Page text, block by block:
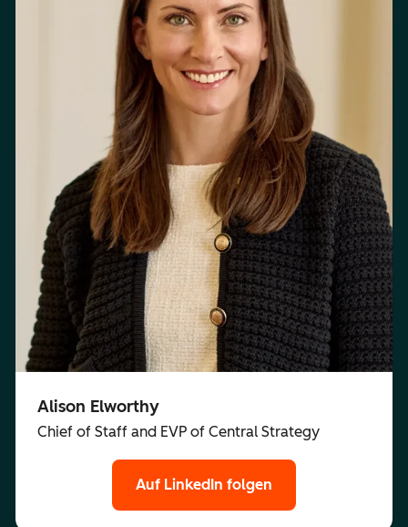
Alison Elworthy
Chief of Staff and EVP of Central Strategy
Auf LinkedIn folgen